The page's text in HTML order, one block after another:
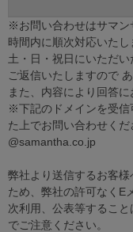
※お問い合わせはサマン
時間内に順次対応いたし
土・日・祝日にいただ
ご返信いたしますので
また、内容により回答
※下記のドメインを受信
た上でお問い合わせくだ
@samantha.co.jp
弊社より送信するお客
ため、弊社の許可なくE
次利用、公表等するこ
でご注意ください。